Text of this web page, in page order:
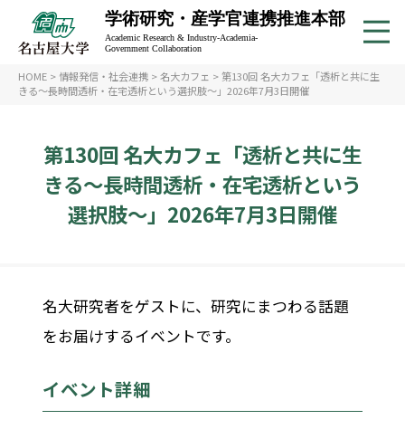
学術研究・産学官連携推進本部
Academic Research & Industry-Academia-
Government Collaboration
第130回 名大カフェ「透析と共に生
きる〜長時間透析・在宅透析という
選択肢〜」2026年7月3日開催
HOME > 情報発信・社会連携 >名大カフェ > 第130回 名大カフェ「透析と共に生
きる〜長時間透析・在宅透析という選択肢〜」2026年7月3日開催
名大研究者をゲストに、研究にまつわる話題
をお届けするイベントです。
イベント詳細